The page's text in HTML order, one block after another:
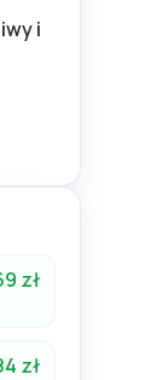
i
zł
zł